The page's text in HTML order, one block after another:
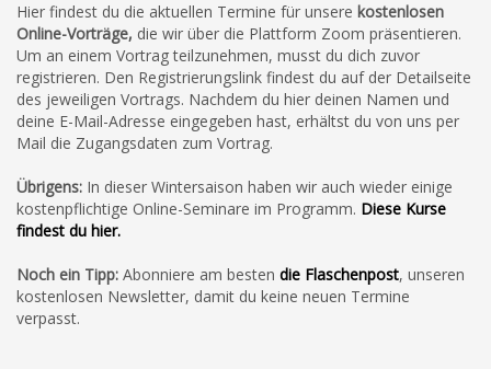
Hier findest du die aktuellen Termine für unsere kostenlosen
Online-Vorträge, die wir über die Plattform Zoom präsentieren.
Um an einem Vortrag teilzunehmen, musst du dich zuvor
registrieren. Den Registrierungslink findest du auf der Detailseite
des jeweiligen Vortrags. Nachdem du hier deinen Namen und
deine E-Mail-Adresse eingegeben hast, erhältst du von uns per
Mail die Zugangsdaten zum Vortrag.
Übrigens: In dieser Wintersaison haben wir auch wieder einige
kostenpflichtige Online-Seminare im Programm. Diese Kurse
findest du hier.
Noch ein Tipp: Abonniere am besten die Flaschenpost, unseren
kostenlosen Newsletter, damit du keine neuen Termine
verpasst.